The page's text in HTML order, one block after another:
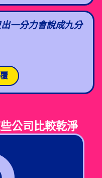
一分力會說成九分
公司比較乾淨